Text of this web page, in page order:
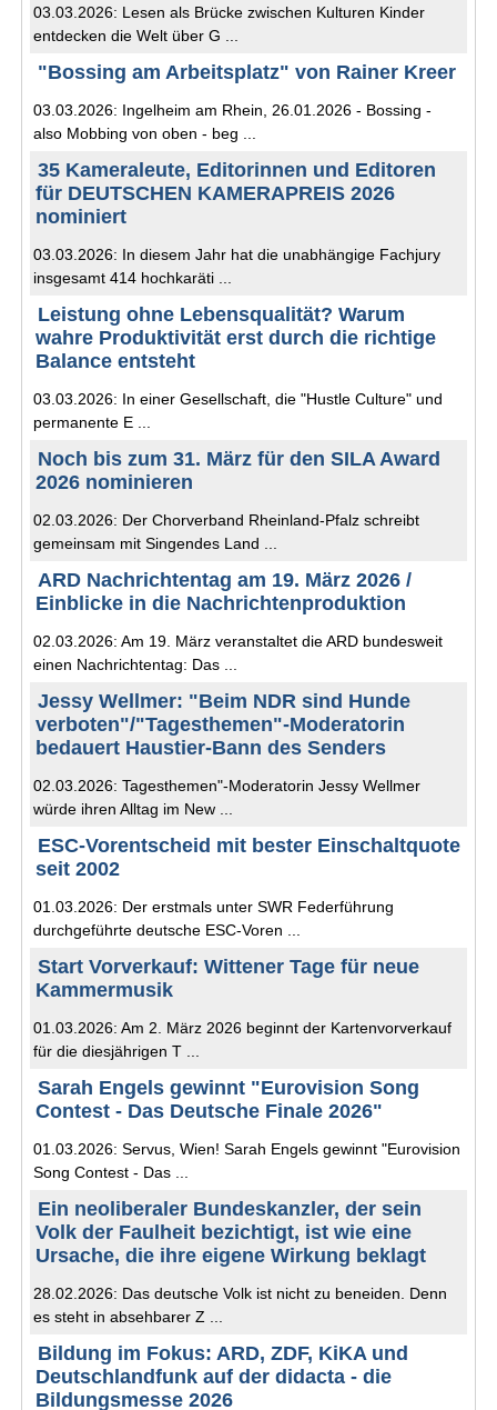
03.03.2026: Lesen als Brücke zwischen Kulturen Kinder
entdecken die Welt über G ...
"Bossing am Arbeitsplatz" von Rainer Kreer
03.03.2026: Ingelheim am Rhein, 26.01.2026 - Bossing -
also Mobbing von oben - beg ...
35 Kameraleute, Editorinnen und Editoren
für DEUTSCHEN KAMERAPREIS 2026
nominiert
03.03.2026: In diesem Jahr hat die unabhängige Fachjury
insgesamt 414 hochkaräti ...
Leistung ohne Lebensqualität? Warum
wahre Produktivität erst durch die richtige
Balance entsteht
03.03.2026: In einer Gesellschaft, die "Hustle Culture" und
permanente E ...
Noch bis zum 31. März für den SILA Award
2026 nominieren
02.03.2026: Der Chorverband Rheinland-Pfalz schreibt
gemeinsam mit Singendes Land ...
ARD Nachrichtentag am 19. März 2026 /
Einblicke in die Nachrichtenproduktion
02.03.2026: Am 19. März veranstaltet die ARD bundesweit
einen Nachrichtentag: Das ...
Jessy Wellmer: "Beim NDR sind Hunde
verboten"/"Tagesthemen"-Moderatorin
bedauert Haustier-Bann des Senders
02.03.2026: Tagesthemen"-Moderatorin Jessy Wellmer
würde ihren Alltag im New ...
ESC-Vorentscheid mit bester Einschaltquote
seit 2002
01.03.2026: Der erstmals unter SWR Federführung
durchgeführte deutsche ESC-Voren ...
Start Vorverkauf: Wittener Tage für neue
Kammermusik
01.03.2026: Am 2. März 2026 beginnt der Kartenvorverkauf
für die diesjährigen T ...
Sarah Engels gewinnt "Eurovision Song
Contest - Das Deutsche Finale 2026"
01.03.2026: Servus, Wien! Sarah Engels gewinnt "Eurovision
Song Contest - Das ...
Ein neoliberaler Bundeskanzler, der sein
Volk der Faulheit bezichtigt, ist wie eine
Ursache, die ihre eigene Wirkung beklagt
28.02.2026: Das deutsche Volk ist nicht zu beneiden. Denn
es steht in absehbarer Z ...
Bildung im Fokus: ARD, ZDF, KiKA und
Deutschlandfunk auf der didacta - die
Bildungsmesse 2026